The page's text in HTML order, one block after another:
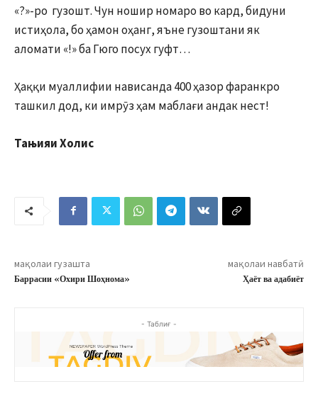
«?»-ро гузошт. Чун ношир номаро во кард, бидуни
истиҳола, бо ҳамон оҳанг, яъне гузоштани як
аломати «!» ба Гюго посух гуфт…
Ҳаққи муаллифии нависанда 400 ҳазор фаранкро
ташкил дод, ки имрӯз ҳам маблағи андак нест!
ТањияиХолис
мақолаи гузашта
Баррасии «Охири Шоҳнома»
мақолаи навбатӣ
Ҳаёт ва адабиёт
- Таблиғ -